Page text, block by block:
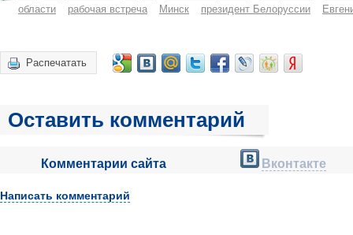
области
рабочая встреча Минск президент Белоруссии
Распечатать
Оставить комментарий
Комментарии сайта Вконтакте
Написать комментарий